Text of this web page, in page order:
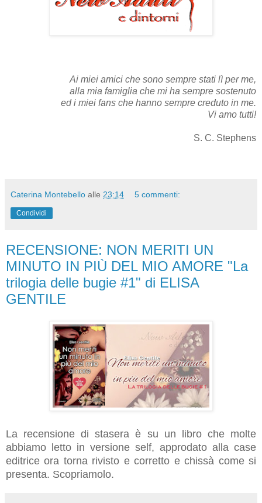
Ai miei amici che sono sempre stati lì per me,
alla mia famiglia che mi ha sempre sostenuto
ed i miei fans che hanno sempre creduto in me.
Vi amo tutti!
S. C. Stephens
Caterina Montebello alle 23:14 5 commenti:
Condividi
RECENSIONE: NON MERITI UN
MINUTO IN PIÙ DEL MIO AMORE "La
trilogia delle bugie #1" di ELISA
GENTILE
La recensione di stasera è su un libro che molte
abbiamo letto in versione self, approdato alla case
editrice ora torna rivisto e corretto e chissà come si
presenta. Scopriamolo.